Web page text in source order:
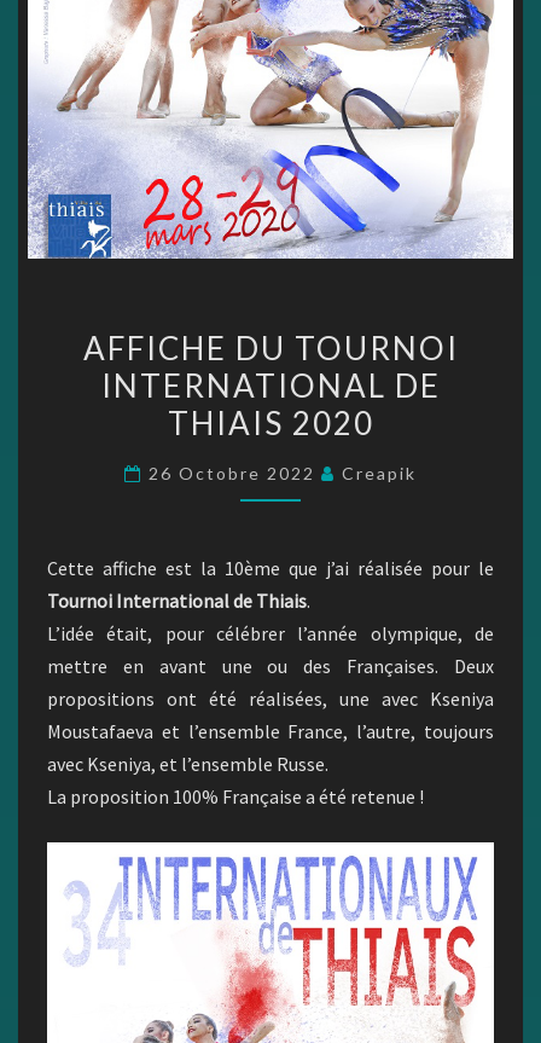
DU
TOURNOI
INTERNATIONAL
THIAIS
AFFICHE DU TOURNOI
INTERNATIONAL DE
THIAIS 2020
26 Octobre 2022 Creapik
Cette affiche est la 10ème que j’ai réalisée pour le
Tournoi International de Thiais.
L’idée était, pour célébrer l’année olympique, de
mettre en avant une ou des Françaises. Deux
propositions ont été réalisées, une avec Kseniya
Moustafaeva et l’ensemble France, l’autre, toujours
avec Kseniya, et l’ensemble Russe.
La proposition 100% Française a été retenue !